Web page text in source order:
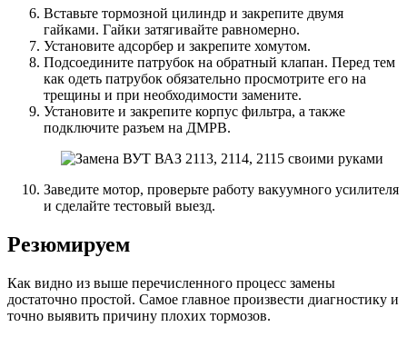
Вставьте тормозной цилиндр и закрепите двумя
гайками. Гайки затягивайте равномерно.
Установите адсорбер и закрепите хомутом.
Подсоедините патрубок на обратный клапан. Перед тем
как одеть патрубок обязательно просмотрите его на
трещины и при необходимости замените.
Установите и закрепите корпус фильтра, а также
подключите разъем на ДМРВ.
Заведите мотор, проверьте работу вакуумного усилителя
и сделайте тестовый выезд.
Резюмируем
Как видно из выше перечисленного процесс замены
достаточно простой. Самое главное произвести диагностику и
точно выявить причину плохих тормозов.